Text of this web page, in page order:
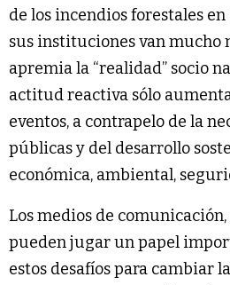
de los incendios forestales en
sus instituciones van mucho
apremia la “realidad” socio
actitud reactiva sólo
eventos, a contrapelo de la
públicas y del desarrollo
económica, ambiental,
Los medios de
pueden jugar un papel
estos desafíos para cambiar